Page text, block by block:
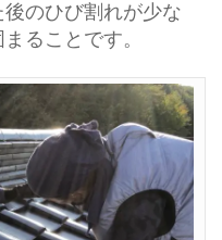
のひび割れが少な
ることです。